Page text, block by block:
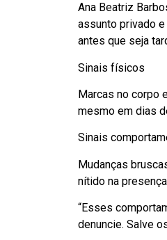
Ana Beatriz
assunto privado
antes que seja
Sinais físicos
Marcas no corpo
mesmo em dias
Sinais
Mudanças
nítido na
“Esses
denuncie. Salve